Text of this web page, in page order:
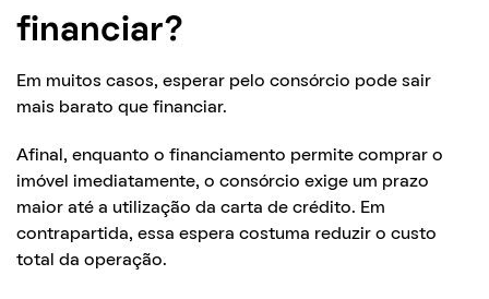
financiar?
Em muitos casos, esperar pelo consórcio pode sair
mais barato que financiar.
Afinal, enquanto o financiamento permite comprar o
imóvel imediatamente, o consórcio exige um prazo
maior até a utilização da carta de crédito. Em
contrapartida, essa espera costuma reduzir o custo
total da operação.